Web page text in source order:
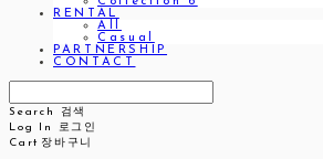
RENTAL
All
Casual
PARTNERSHIP
CONTACT
Search
검색
Log In
로그인
Cart 장바구니